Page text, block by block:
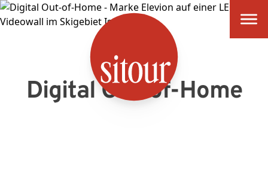
SITOUR
Digital Out-of-Home